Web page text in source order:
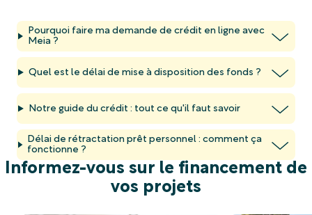
Pourquoi faire ma demande de crédit en ligne avec
Meia ?
Quel est le délai de mise à disposition des fonds ?
Notre guide du crédit : tout ce qu'il faut savoir
Délai de rétractation prêt personnel : comment ça
fonctionne ?
Informez-vous sur le financement de
vos projets